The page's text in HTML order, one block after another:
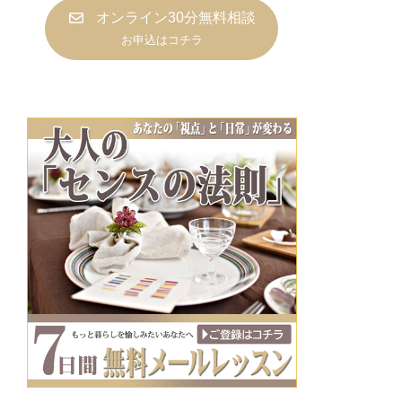
オンライン30分無料相談
お申込はコチラ